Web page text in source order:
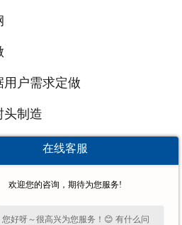
河北7000分瓣封头
户需求定做
制造
原子能到食品制药诸多行
少的重要部件
业将继续发扬优良的光荣
在线客服
欢迎您的咨询，期待为您服务!
您好呀～很高兴为您服务！😊 有什么问